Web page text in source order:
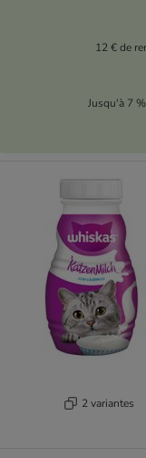
12 € de
Jusqu'à 7
2 variantes